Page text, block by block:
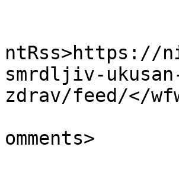
ntRss>https://
smrdljiv-
zdrav/feed/</
omments>